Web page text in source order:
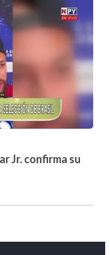
Jr. confirma su